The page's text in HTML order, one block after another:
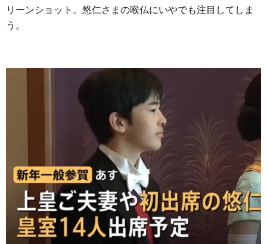
リーンショット。悠仁さまの喉仏にいやでも注目してしま
う。